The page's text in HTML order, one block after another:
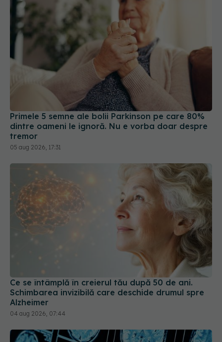
Primele 5 semne ale bolii Parkinson pe care 80%
dintre oameni le ignoră. Nu e vorba doar despre
tremor
05 aug 2026, 17:31
Ce se întâmplă în creierul tău după 50 de ani.
Schimbarea invizibilă care deschide drumul spre
Alzheimer
04 aug 2026, 07:44